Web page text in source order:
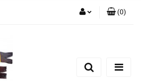
Dodaj zgłoszenie
(0)